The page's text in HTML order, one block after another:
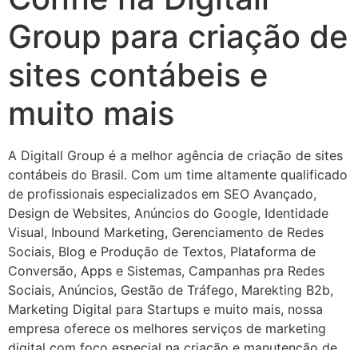
Group para criação de
sites contábeis e
muito mais
A Digitall Group é a melhor agência de criação de sites
contábeis do Brasil. Com um time altamente qualificado
de profissionais especializados em SEO Avançado,
Design de Websites, Anúncios do Google, Identidade
Visual, Inbound Marketing, Gerenciamento de Redes
Sociais, Blog e Produção de Textos, Plataforma de
Conversão, Apps e Sistemas, Campanhas pra Redes
Sociais, Anúncios, Gestão de Tráfego, Marekting B2b,
Marketing Digital para Startups e muito mais, nossa
empresa oferece os melhores serviços de marketing